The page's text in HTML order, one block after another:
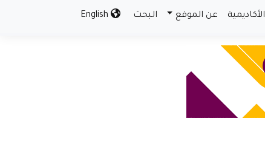
الأكاديمية عن الموقع البحث